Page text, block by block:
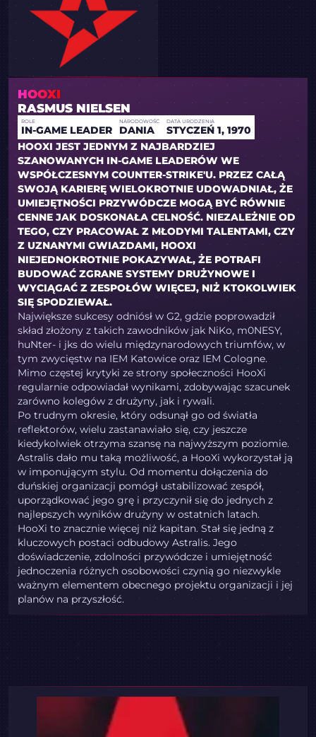
HOOXI
RASMUS NIELSEN
ROLE
IN-GAME LEADER
NARODOWOŚĆ
DANIA
DATA URODZENIA
STYCZEŃ 1, 1970
HOOXI JEST JEDNYM Z NAJBARDZIEJ
SZANOWANYCH IN-GAME LEADERÓW WE
WSPÓŁCZESNYM COUNTER-STRIKE'U. PRZEZ CAŁĄ
SWOJĄ KARIERĘ WIELOKROTNIE UDOWADNIAŁ, ŻE
UMIEJĘTNOŚCI PRZYWÓDCZE MOGĄ BYĆ RÓWNIE
CENNE JAK DOSKONAŁA CELNOŚĆ. NIEZALEŻNIE OD
TEGO, CZY PRACOWAŁ Z MŁODYMI TALENTAMI, CZY
Z UZNANYMI GWIAZDAMI, HOOXI
NIEJEDNOKROTNIE POKAZYWAŁ, ŻE POTRAFI
BUDOWAĆ ZGRANE SYSTEMY DRUŻYNOWE I
WYCIĄGAĆ Z ZESPOŁÓW WIĘCEJ, NIŻ KTOKOLWIEK
SIĘ SPODZIEWAŁ.
Największe sukcesy odniósł w G2, gdzie poprowadził
skład złożony z takich zawodników jak NiKo, m0NESY,
huNter- i jks do wielu międzynarodowych triumfów, w
tym zwycięstw na IEM Katowice oraz IEM Cologne.
Mimo częstej krytyki ze strony społeczności HooXi
regularnie odpowiadał wynikami, zdobywając szacunek
zarówno kolegów z drużyny, jak i rywali.
Po trudnym okresie, który odsunął go od światła
reflektorów, wielu zastanawiało się, czy jeszcze
kiedykolwiek otrzyma szansę na najwyższym poziomie.
Astralis dało mu taką możliwość, a HooXi wykorzystał ją
w imponującym stylu. Od momentu dołączenia do
duńskiej organizacji pomógł ustabilizować zespół,
uporządkować jego grę i przyczynił się do jednych z
najlepszych wyników drużyny w ostatnich latach.
HooXi to znacznie więcej niż kapitan. Stał się jedną z
kluczowych postaci odbudowy Astralis. Jego
doświadczenie, zdolności przywódcze i umiejętność
jednoczenia różnych osobowości czynią go niezwykle
ważnym elementem obecnego projektu organizacji i jej
planów na przyszłość.